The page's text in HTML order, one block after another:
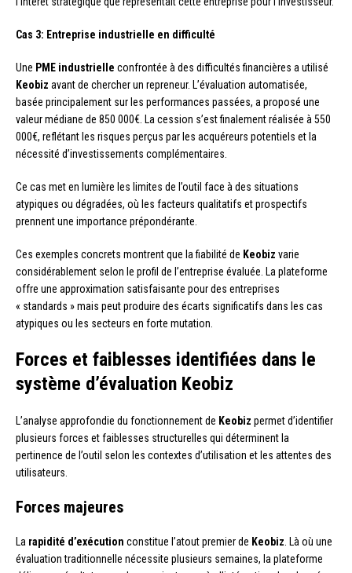
Cas 3: Entreprise industrielle en difficulté
Une PME industrielle confrontée à des difficultés financières a utilisé
Keobiz avant de chercher un repreneur. L’évaluation automatisée,
basée principalement sur les performances passées, a proposé une
valeur médiane de 850 000€. La cession s’est finalement réalisée à 550
000€, reflétant les risques perçus par les acquéreurs potentiels et la
nécessité d’investissements complémentaires.
Ce cas met en lumière les limites de l’outil face à des situations
atypiques ou dégradées, où les facteurs qualitatifs et prospectifs
prennent une importance prépondérante.
Ces exemples concrets montrent que la fiabilité de Keobiz varie
considérablement selon le profil de l’entreprise évaluée. La plateforme
offre une approximation satisfaisante pour des entreprises
« standards » mais peut produire des écarts significatifs dans les cas
atypiques ou les secteurs en forte mutation.
Forces et faiblesses identifiées dans le
système d’évaluation Keobiz
L’analyse approfondie du fonctionnement de Keobiz permet d’identifier
plusieurs forces et faiblesses structurelles qui déterminent la
pertinence de l’outil selon les contextes d’utilisation et les attentes des
utilisateurs.
Forces majeures
La rapidité d’exécution constitue l’atout premier de Keobiz . Là où une
évaluation traditionnelle nécessite plusieurs semaines, la plateforme